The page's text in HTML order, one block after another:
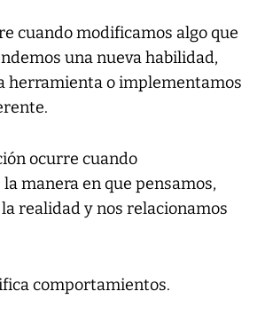
cuando modificamos algo que
una nueva habilidad,
herramienta o implementamos
ocurre cuando
manera en que pensamos,
realidad y nos relacionamos
comportamientos.